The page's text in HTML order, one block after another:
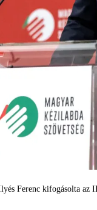
Ferenc kifogásolta az